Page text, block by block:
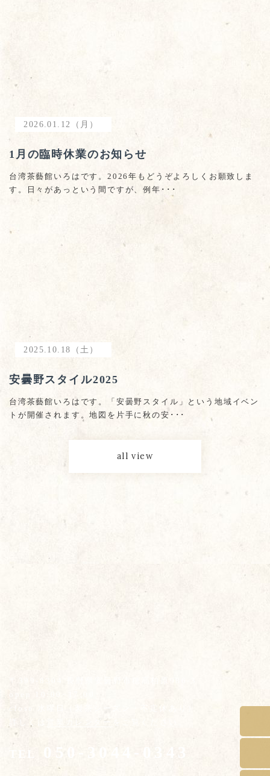
2026.01.12（月）
1月の臨時休業のお知らせ
台湾茶藝館いろはです。2026年もどうぞよろしくお願致しま
す。日々があっという間ですが、例年･･･
2025.10.18（土）
安曇野スタイル2025
台湾茶藝館いろはです。「安曇野スタイル」という地域イベン
トが開催されます。地図を片手に秋の安･･･
all view
close 水曜日（製茶シーズン・不定休あり）
営業カレンダー